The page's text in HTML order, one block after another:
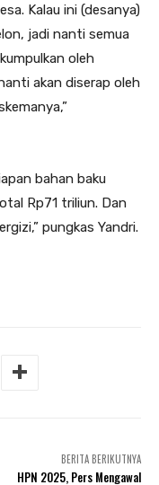
Kalau ini (desanya)
jadi nanti semua
oleh
akan diserap oleh
bahan baku
Rp71 triliun. Dan
pungkas Yandri.
BERITA BERIKUTNYA
HPN 2025, Pers Mengawal